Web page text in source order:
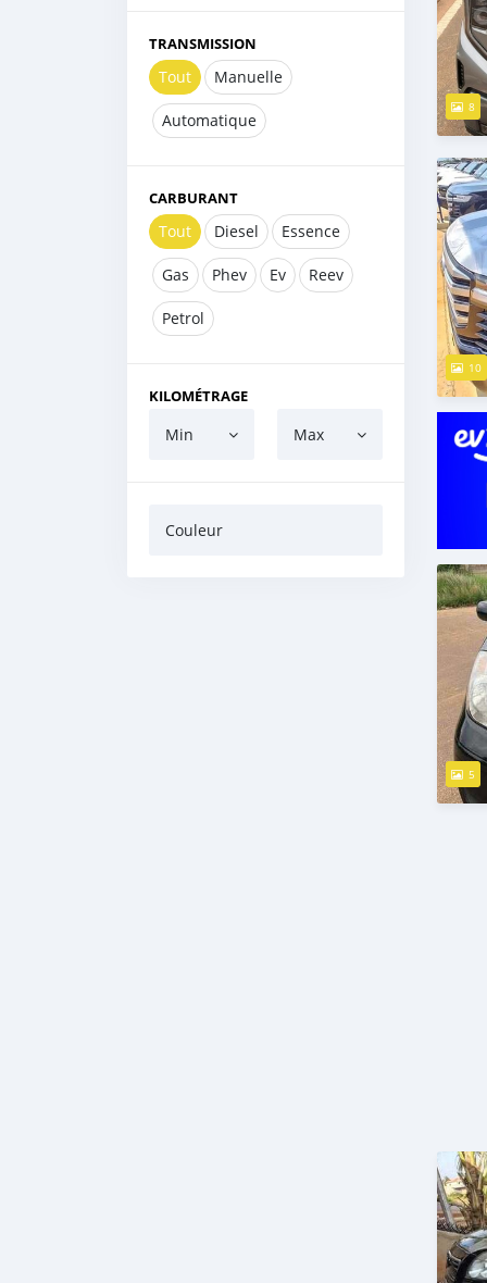
TRANSMISSION
Tout Manuelle
Automatique
CARBURANT
Tout Diesel Essence
Gas Phev Ev Reev
Petrol
KILOMÉTRAGE
Min Max
Couleur
8
10
5